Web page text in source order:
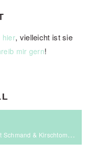
hier, vielleicht ist sie
mir gern!
& Kirschtomaten